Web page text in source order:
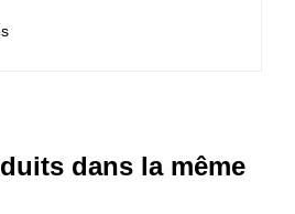
dans la même